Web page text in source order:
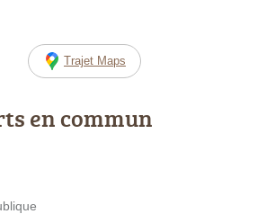
Trajet Maps
en commun